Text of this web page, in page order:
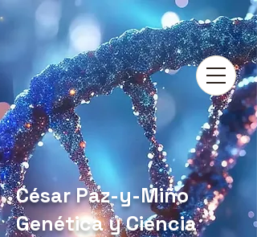
César Paz-y-Miño
Genética y Ciencia